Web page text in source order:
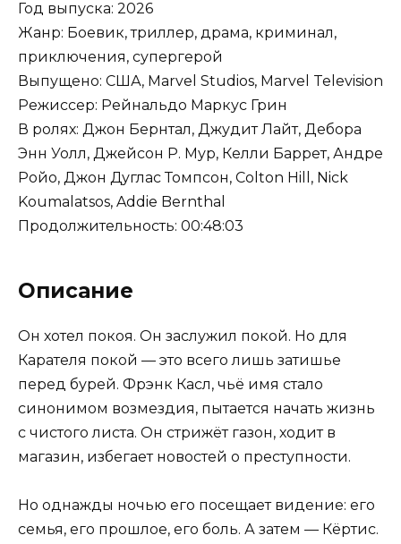
Год выпуска: 2026
Жанр: Боевик, триллер, драма, криминал,
приключения, супергерой
Выпущено: США, Marvel Studios, Marvel Television
Режиссер: Рейнальдо Маркус Грин
В ролях: Джон Бернтал, Джудит Лайт, Дебора
Энн Уолл, Джейсон Р. Мур, Келли Баррет, Андре
Ройо, Джон Дуглас Томпсон, Colton Hill, Nick
Koumalatsos, Addie Bernthal
Продолжительность: 00:48:03
Описание
Он хотел покоя. Он заслужил покой. Но для
Карателя покой — это всего лишь затишье
перед бурей. Фрэнк Касл, чьё имя стало
синонимом возмездия, пытается начать жизнь
с чистого листа. Он стрижёт газон, ходит в
магазин, избегает новостей о преступности.
Но однажды ночью его посещает видение: его
семья, его прошлое, его боль. А затем — Кёртис.